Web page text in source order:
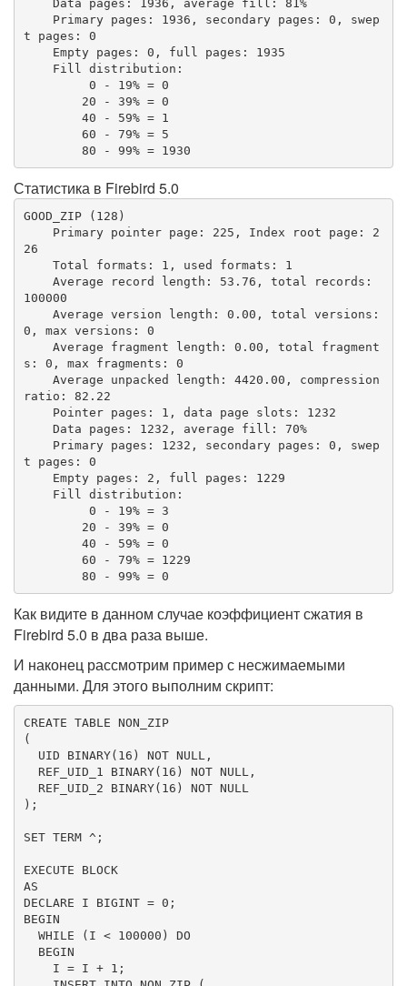
t pages: 0
        80 - 99% = 1930
Статистика в Firebird 5.0
GOOD_ZIP (128)
26
100000
0, max versions: 0
s: 0, max fragments: 0
ratio: 82.22
t pages: 0
        80 - 99% = 0
Как видите в данном случае коэффициент сжатия в
Firebird 5.0 в два раза выше.
И наконец рассмотрим пример с несжимаемыми
данными. Для этого выполним скрипт:
CREATE TABLE NON_ZIP
(
  UID
BINARY( 16 ) NOT NULL ,
  REF_UID_1
BINARY( 16 ) NOT NULL ,
  REF_UID_2
BINARY( 16 ) NOT NULL
);
SET TERM ^;
EXECUTE BLOCK
AS
DECLARE I BIGINT = 0
BEGIN
  WHILE (I <
100000 ) DO
BEGIN
    I = I +
1 ;